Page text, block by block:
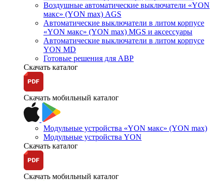
Воздушные автоматические выключатели «YON
макс» (YON max) AGS
Автоматические выключатели в литом корпусе
«YON макс» (YON max) MGS и аксессуары
Автоматические выключатели в литом корпусе
YON MD
Готовые решения для АВР
Скачать каталог
Скачать мобильный каталог
Модульные устройства «YON макс» (YON max)
Модульные устройства YON
Скачать каталог
Скачать мобильный каталог